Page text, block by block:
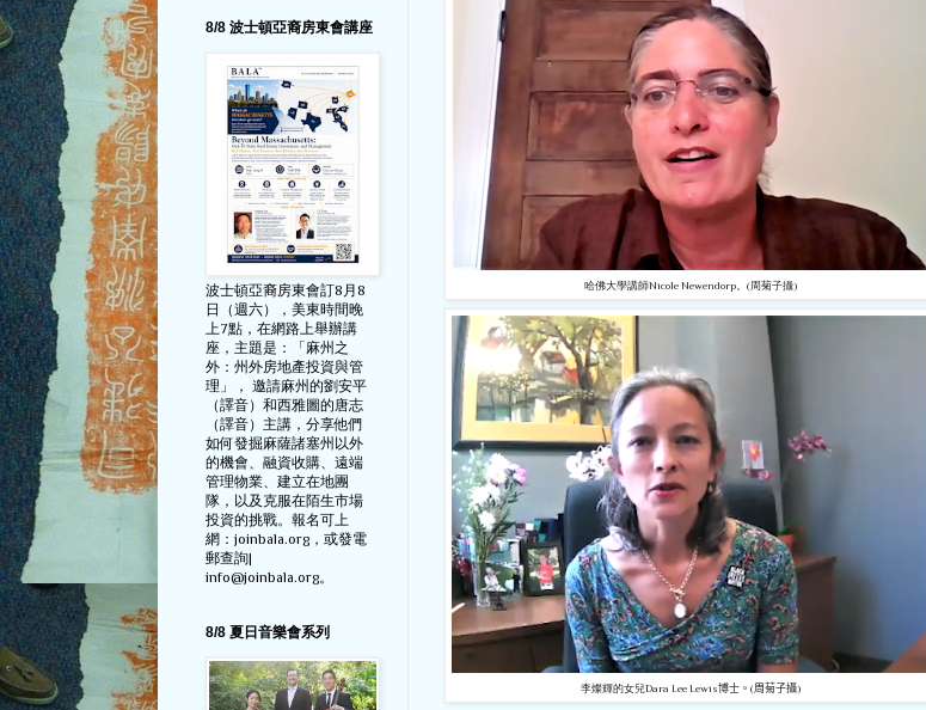
哈佛大學講師Nicole Newendorp。(周菊子攝)
李燦輝的女兒Dara Lee Lewis博士。(周菊子攝)
8/8 波士頓亞裔房東會講座
波士頓亞裔房東會訂8月8
日（週六），美東時間晚
上7點，在網路上舉辦講
座，主題是：「麻州之
外：州外房地產投資與管
理」， 邀請麻州的劉安平
（譯音）和西雅圖的唐志
（譯音）主講，分享他們
如何發掘麻薩諸塞州以外
的機會、融資收購、遠端
管理物業、建立在地團
隊，以及克服在陌生市場
投資的挑戰。報名可上
網：joinbala.org，或發電
郵查詢|
info@joinbala.org。
8/8 夏日音樂會系列